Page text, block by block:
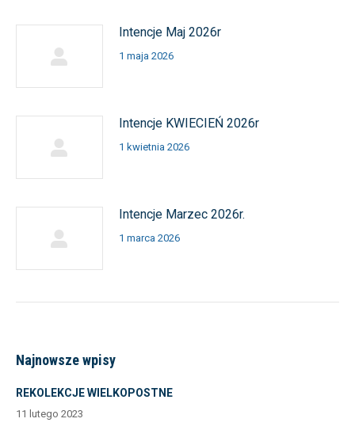
Intencje Maj 2026r
1 maja 2026
Intencje KWIECIEŃ 2026r
1 kwietnia 2026
Intencje Marzec 2026r.
1 marca 2026
Najnowsze wpisy
REKOLEKCJE WIELKOPOSTNE
11 lutego 2023